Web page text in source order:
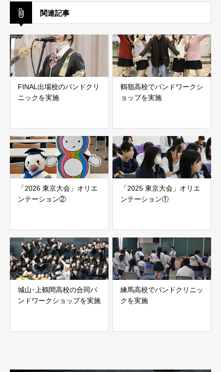
関連記事
FINAL出場校のバンドクリ
ニックを実施
鶴嶺高校でバンドワークシ
ョップを実施
「2026 東京大会」オリエ
ンテーション②
「2025 東京大会」オリエ
ンテーション①
城山･上鶴間高校の合同バ
ンドワークショップを実施
練馬高校でバンドクリニッ
クを実施